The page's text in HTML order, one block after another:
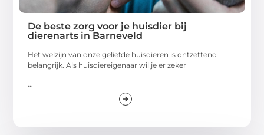
De beste zorg voor je huisdier bij
dierenarts in Barneveld
Het welzijn van onze geliefde huisdieren is ontzettend
belangrijk. Als huisdiereigenaar wil je er zeker
...